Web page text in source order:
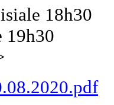
18h30
19h30